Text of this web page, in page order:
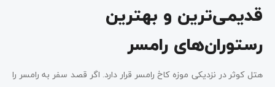
قدیمی‌ترین و بهترین
رستوران‌های رامسر
هتل کوثر در نزدیکی موزه کاخ رامسر قرار دارد. اگر قصد سفر به رامسر را